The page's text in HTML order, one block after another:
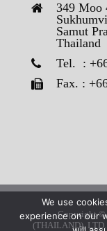
349 Moo
Samut
Thailand
Tel. :
Fax. :
Copyright ©
(THAILAND),
We use
experience on our